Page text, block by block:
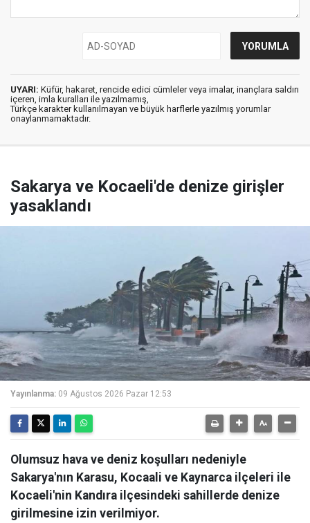
UYARI: Küfür, hakaret, rencide edici cümleler veya imalar, inançlara saldırı
içeren, imla kuralları ile yazılmamış,
Türkçe karakter kullanılmayan ve büyük harflerle yazılmış yorumlar
onaylanmamaktadır.
Sakarya ve Kocaeli'de denize girişler
yasaklandı
Yayınlanma: 09 Ağustos 2026 Pazar 12:53
Olumsuz hava ve deniz koşulları nedeniyle
Sakarya'nın Karasu, Kocaali ve Kaynarca ilçeleri ile
Kocaeli'nin Kandıra ilçesindeki sahillerde denize
girilmesine izin verilmiyor.